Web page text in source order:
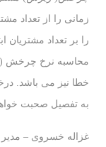
زمانی را از تعداد
را بر تعداد مشتریان
محاسبه نرخ چرخش (
خطا نیز می باشد.
به تفصیل صحبت
غزاله خسروی – مدیر